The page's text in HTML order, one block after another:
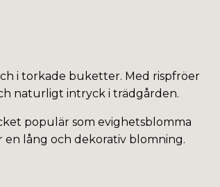
i torkade buketter. Med rispfröer
naturligt intryck i trädgården.
populär som evighetsblomma
lång och dekorativ blomning.